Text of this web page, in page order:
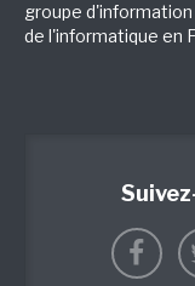
groupe
de l'informatique en